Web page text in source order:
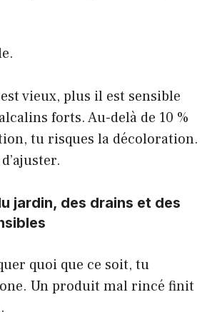
vieux, plus il est sensible
forts. Au-delà de 10 %
tu risques la décoloration.
jardin, des drains et des
quoi que ce soit, tu
Un produit mal rincé finit